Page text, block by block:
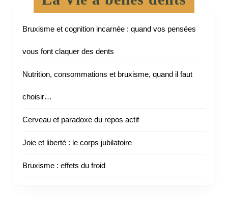
Bruxisme et cognition incarnée : quand vos pensées
vous font claquer des dents
Nutrition, consommations et bruxisme, quand il faut
choisir…
Cerveau et paradoxe du repos actif
Joie et liberté : le corps jubilatoire
Bruxisme : effets du froid